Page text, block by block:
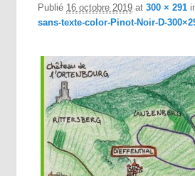
Publié 16 octobre 2019 at300 × 291
sans-texte-color-Pinot-Noir-D-